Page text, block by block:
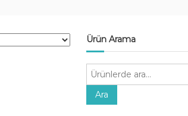
Ürün Arama
A
:
Ara